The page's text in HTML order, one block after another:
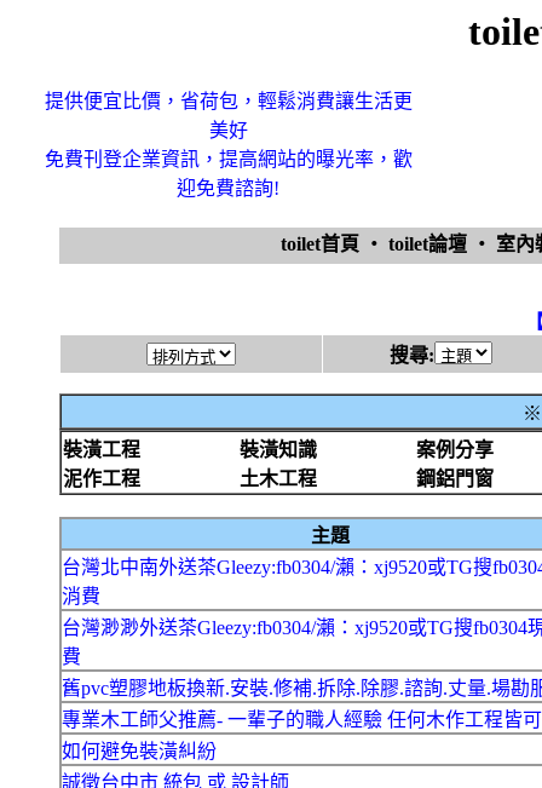
提供便宜比價，省荷包，輕鬆消費讓生活更
美好
免費刊登企業資訊，提高網站的曝光率，歡
迎免費諮詢!
toilet首頁 ‧ toilet論壇 ‧ 室
搜尋:
※
裝潢工程
裝潢知識
案例分享
泥作工程
土木工程 鋼鋁門窗
主題
台灣北中南外送茶Gleezy:fb0304/瀨：xj9520或TG搜
消費
台灣渺渺外送茶Gleezy:fb0304/瀨：xj9520或TG搜fb0304
費
舊pvc塑膠地板換新.安裝.修補.拆除.除膠.諮詢.丈量.場勘
專業木工師父推薦- 一輩子的職人經驗 任何木作工程皆
如何避免裝潢糾紛
誠徵台中市 統包 或 設計師